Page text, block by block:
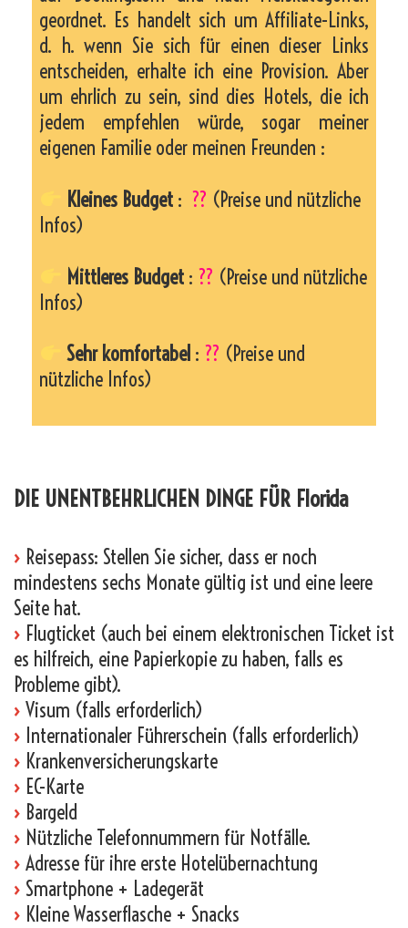
geordnet. Es handelt sich um Affiliate-Links,
d. h. wenn Sie sich für einen dieser Links
entscheiden, erhalte ich eine Provision. Aber
um ehrlich zu sein, sind dies Hotels, die ich
jedem empfehlen würde, sogar meiner
eigenen Familie oder meinen Freunden :
Kleines Budget : ?? (Preise und nützliche
Infos)
Mittleres Budget : ?? (Preise und nützliche
Infos)
Sehr komfortabel : ?? (Preise und
nützliche Infos)
DIE UNENTBEHRLICHEN DINGE FÜR Florida
› Reisepass: Stellen Sie sicher, dass er noch
mindestens sechs Monate gültig ist und eine leere
Seite hat.
› Flugticket (auch bei einem elektronischen Ticket ist
es hilfreich, eine Papierkopie zu haben, falls es
Probleme gibt).
› Visum (falls erforderlich)
› Internationaler Führerschein (falls erforderlich)
› Krankenversicherungskarte
› EC-Karte
› Bargeld
› Nützliche Telefonnummern für Notfälle.
› Adresse für ihre erste Hotelübernachtung
› Smartphone + Ladegerät
› Kleine Wasserflasche + Snacks